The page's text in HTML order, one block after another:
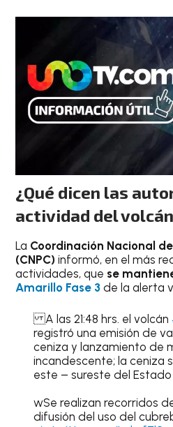
¿Qué dicen las
actividad del
La Coordinación Nacional
(CNPC)informó, en el más
actividades, que se
Amarillo Fase 3de la alerta
A las 21:48 hrs. el volcán
registró una emisión de
ceniza y lanzamiento de
incandescente; la ceniza
este – sureste del Estado
wSe realizan recorridos
difusión del uso del